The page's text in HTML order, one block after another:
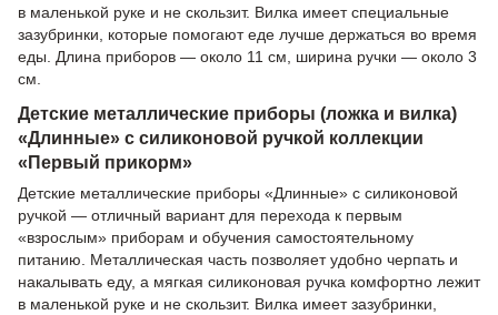
в маленькой руке и не скользит. Вилка имеет специальные
зазубринки, которые помогают еде лучше держаться во время
еды. Длина приборов — около 11 см, ширина ручки — около 3
см.
Детские металлические приборы (ложка и вилка)
«Длинные» с силиконовой ручкой коллекции
«Первый прикорм»
Детские металлические приборы «Длинные» с силиконовой
ручкой — отличный вариант для перехода к первым
«взрослым» приборам и обучения самостоятельному
питанию. Металлическая часть позволяет удобно черпать и
накалывать еду, а мягкая силиконовая ручка комфортно лежит
в маленькой руке и не скользит. Вилка имеет зазубринки,